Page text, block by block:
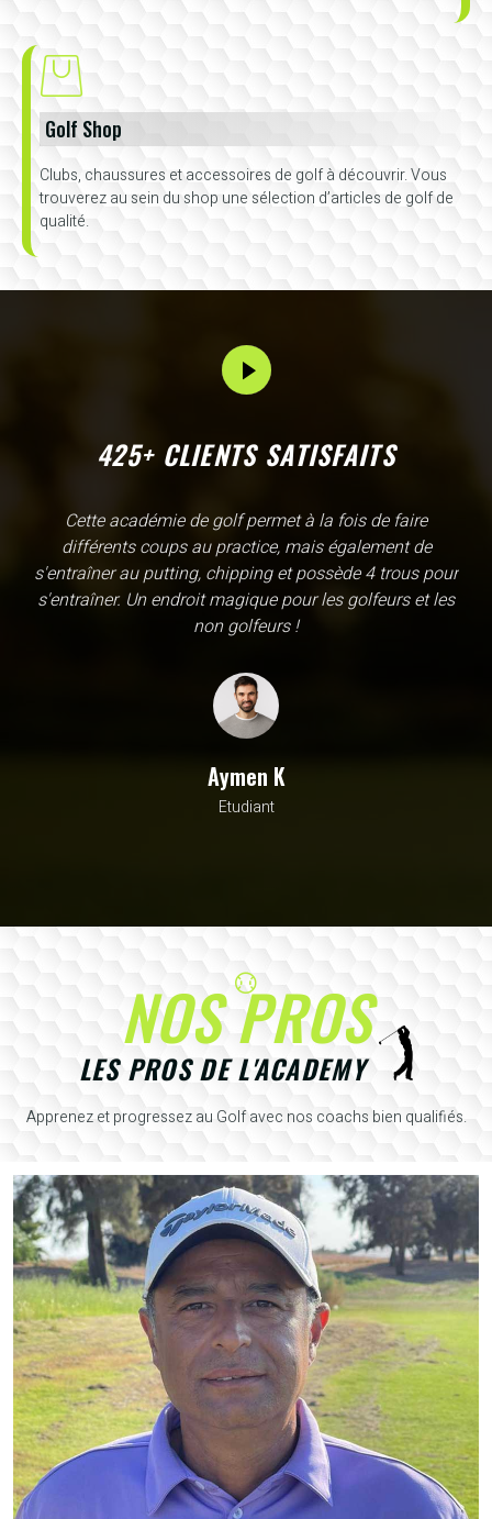
Golf Shop
Clubs, chaussures et accessoires de golf à découvrir. Vous
trouverez au sein du shop une sélection d’articles de golf de
qualité.
425+ CLIENTS SATISFAITS
L'Academy de Gammarth comme son nom l'indique est
une école, en fait c'est un practice exceptionnel. il y a
évidemment un pratique classic sur tapis mais aussi
un sur herbe, des zones pour le chipping, les bumqers...
Vous y avez pensé, c'est à l'academy. Il n'y a pas assez
beauté de ce site
NOS PROS
LES PROS DE L'ACADEMY
Apprenez et progressez au Golf avec nos coachs bien qualifiés.